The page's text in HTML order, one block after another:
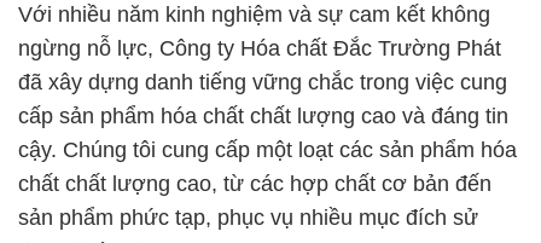
Với nhiều năm kinh nghiệm và sự cam kết không
ngừng nỗ lực, Công ty Hóa chất Đắc Trường Phát
đã xây dựng danh tiếng vững chắc trong việc cung
cấp sản phẩm hóa chất chất lượng cao và đáng tin
cậy. Chúng tôi cung cấp một loạt các sản phẩm hóa
chất chất lượng cao, từ các hợp chất cơ bản đến
sản phẩm phức tạp, phục vụ nhiều mục đích sử